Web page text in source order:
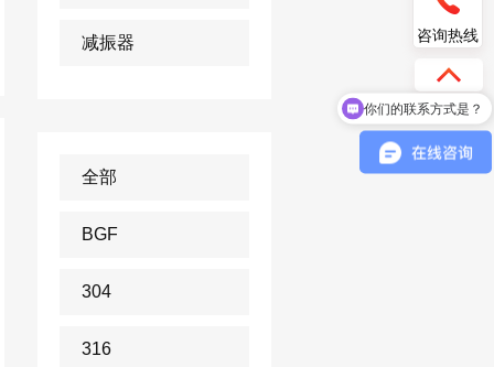
减振器
全部
BGF
304
316
咨询热线
你们是真的上海淞江吗？
你们的联系方式是？